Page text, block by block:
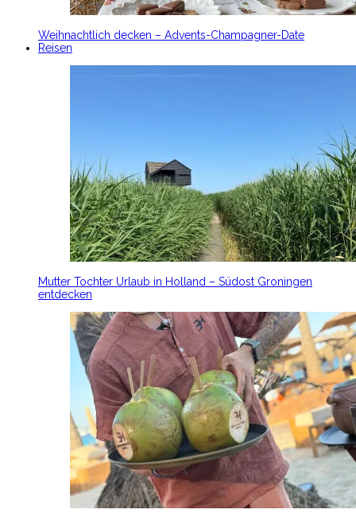
Weihnachtlich decken – Advents-Champagner-Date
Reisen
Mutter Tochter Urlaub in Holland – Südost Groningen
entdecken